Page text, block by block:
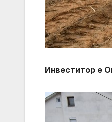
Инвеститор е